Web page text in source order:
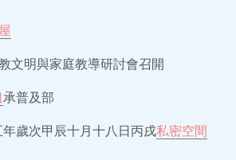
文明與家庭教導研討會召開
承普及部
歲次甲辰十月十八日丙戌私密空間